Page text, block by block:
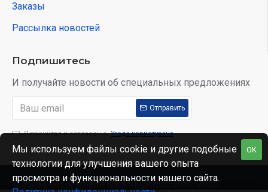
Заказы
Рассылка новостей
Подпишитесь
И получайте новости об специальных предложениях
Отправить
Я прочитал и согласен с Угода користувача
© Интернет-магазин www.skidka.ua, 2012-2025.
OK
Мы используем файлы cookie и другие подобные
технологии для улучшения вашего опыта
просмотра и функциональности нашего сайта.